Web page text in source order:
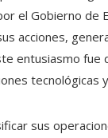
el Gobierno de
acciones,
entusiasmo fue
tecnológicas
sus